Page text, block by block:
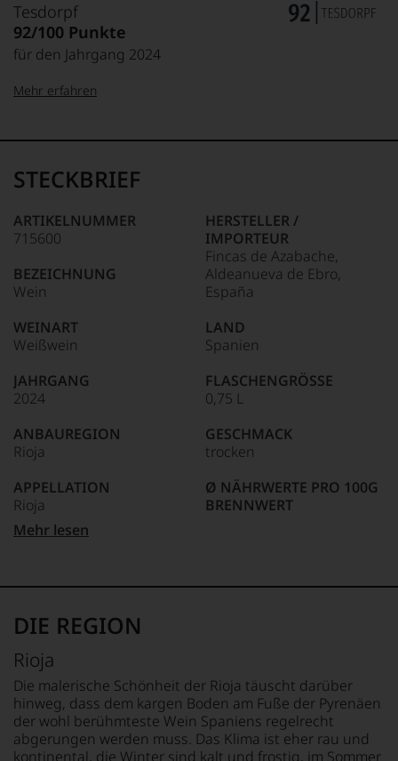
Tesdorpf
92/100 Punkte
für den Jahrgang 2024
95–98 Punkte:
90–94 Punkte:
Unter 85 Punkte:
Name
Tesdorpf
für
»Fine
für
die
edlen
Weine
der
Welt,
kaum
ein
Das
dokumentieren
auch
und
gerade
mit
Medaillen
Weinjournalisten
Fachpublikationen
unseren
Aussendungen
oder
in
Mehr erfahren
STECKBRIEF
ARTIKELNUMMER
715600
BEZEICHNUNG
Wein
WEINART
Weißwein
JAHRGANG
2024
ANBAUREGION
Rioja
APPELLATION
Rioja
REBSORTEN
TRINKTEMPERATUR
12 % Vol.
RESTSÜSSE
2 g/L
SÄUREGEHALT
HERSTELLER /
IMPORTEUR
Fincas de Azabache,
Aldeanueva de Ebro,
España
LAND
Spanien
FLASCHENGRÖSSE
0,75 L
GESCHMACK
trocken
Ø NÄHRWERTE PRO 100G
BRENNWERT
Fettsäuren: 0 g
0 g
SALZ
0 g
ZUTATEN
Mehr lesen
DIE REGION
Rioja
Die malerische Schönheit der Rioja täuscht darüber
hinweg, dass dem kargen Boden am Fuße der Pyrenäen
der wohl berühmteste Wein Spaniens regelrecht
abgerungen werden muss. Das Klima ist eher rau und
kontinental, die Winter sind kalt und frostig, im Sommer